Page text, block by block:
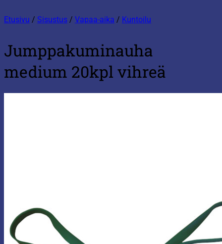
Etusivu / Sisustus / Vapaa-aika / Kuntoilu
Jumppakuminauha
medium 20kpl vihreä